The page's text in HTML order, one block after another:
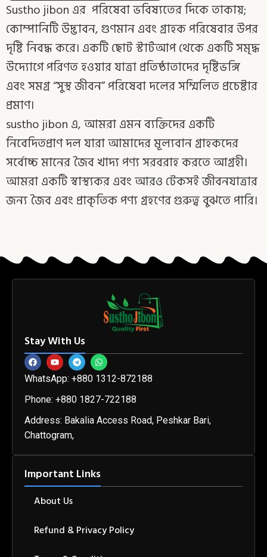
Sustho jibon এর পরিষেবা ভবিষ্যতের দিকে তাকায়;
কোম্পানিটি উদ্ভাবন, গুণমান এবং গ্রাহক পরিষেবার উপর
দৃষ্টি নিবদ্ধ করে। একটি ছোট স্টার্টআপ থেকে একটি সমৃদ্ধ
উদ্যোগে পরিণত হওয়ার যাত্রা প্রতিষ্ঠাতাদের দৃষ্টিভঙ্গি
এবং সমগ্র “সুস্থ জীবন” পরিষেবা দলের সম্মিলিত প্রচেষ্টার
প্রমাণ।
sustho jibon এ, আমরা এমন ব্যক্তিদের একটি
নিবেদিতপ্রাণ দল যারা আমাদের মূল্যবান গ্রাহকদের
সর্বোচ্চ মানের জৈব খাদ্য পণ্য সরবরাহ করতে আগ্রহী।
আমরা একটি স্বাস্থ্যকর এবং আরও টেকসই জীবনযাত্রার
জন্য জৈব এবং প্রাকৃতিক পণ্য গ্রহণের গুরুত্ব বুঝতে পারি।
Stay With Us
WhatsApp: +880 1312-872188
Phone: +880 1827-722188
Address: Bakalia Access Road, Peshkar Bari,
Chattogram,
Important Links
About Us
Refund & Privacy Policy